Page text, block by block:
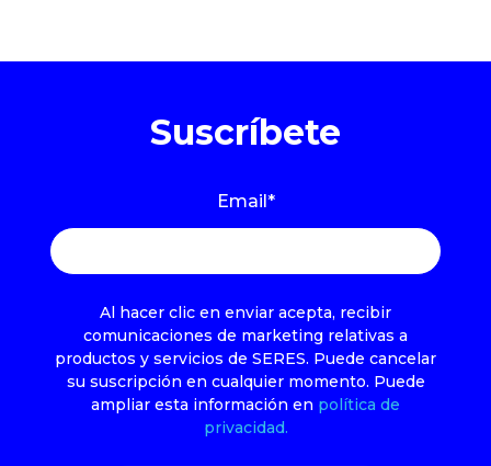
Suscríbete
Email*
Al hacer clic en enviar acepta, recibir
comunicaciones de marketing relativas a
productos y servicios de SERES. Puede cancelar
su suscripción en cualquier momento. Puede
ampliar esta información en política de
privacidad.